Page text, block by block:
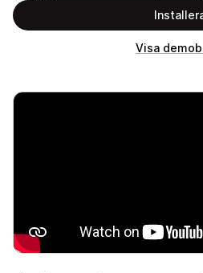
Visa